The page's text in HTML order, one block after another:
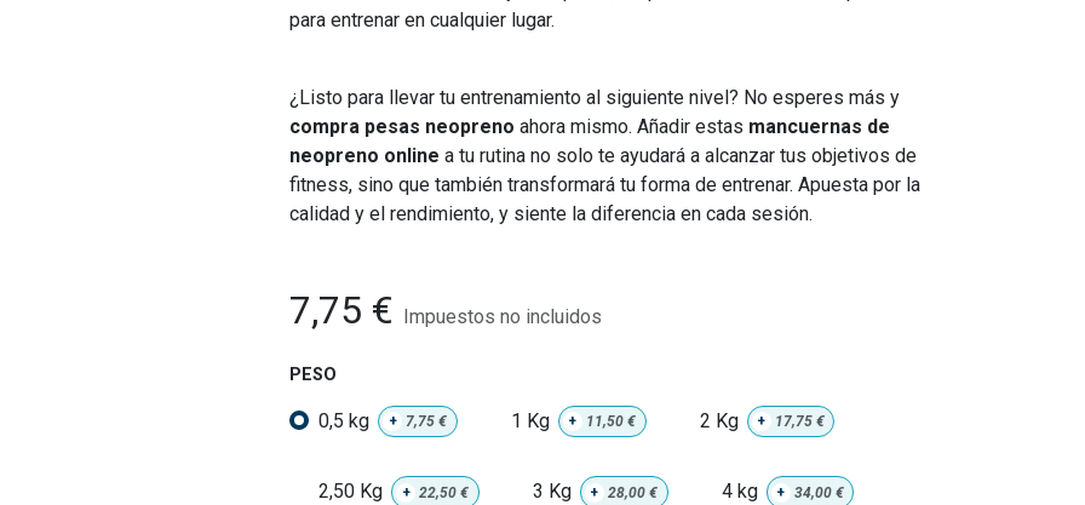
para entrenar en cualquier lugar.
¿Listo para llevar tu entrenamiento al siguiente nivel? No esperes más y
compra pesas neopreno ahora mismo. Añadir estas mancuernas de
neopreno online a tu rutina no solo te ayudará a alcanzar tus objetivos de
fitness, sino que también transformará tu forma de entrenar. Apuesta por la
calidad y el rendimiento, y siente la diferencia en cada sesión.
7,75 € Impuestos no incluidos
PESO
0,5 kg + 7,75 € 1 Kg + 11,50€ 2 Kg + 17,75€
2,50 Kg + 22,50 € 3 Kg + 28,00€ 4 kg + 34,00€